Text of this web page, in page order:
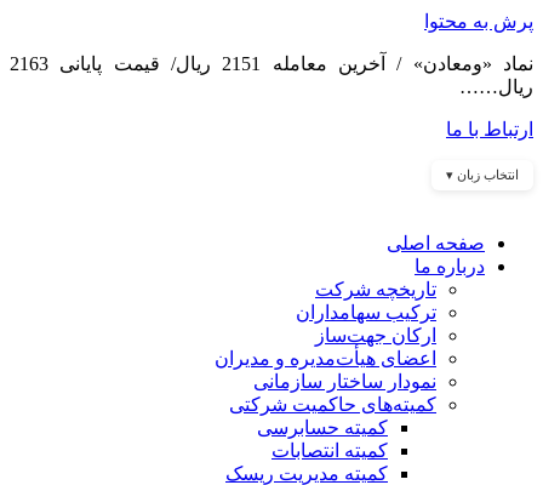
پرش به محتوا
نماد «ومعادن» / آخرین معامله 2151 ریال/ قیمت پایانی 2163
ریال……
ارتباط با ما
انتخاب زبان ▾
صفحه اصلی
درباره ما
تاریخچه شرکت
ترکیب سهامداران
ارکان جهت‌ساز
اعضای هیأت‌مدیره و مدیران
نمودار ساختار سازمانی
کمیته‌های حاکمیت شرکتی
کمیته حسابرسی
کمیته انتصابات
کمیته مدیریت ریسک